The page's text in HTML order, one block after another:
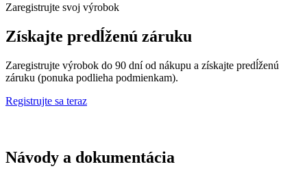
Zaregistrujte svoj výrobok
Získajte predĺženú záruku
Zaregistrujte výrobok do 90 dní od nákupu a získajte predĺženú
záruku (ponuka podlieha podmienkam).
Registrujte sa teraz
Návody a dokumentácia